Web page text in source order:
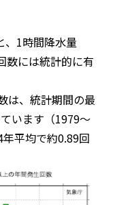
、1時間降水量
数には統計的に有
は、統計期間の最
います（1979〜
平均で約0.89回